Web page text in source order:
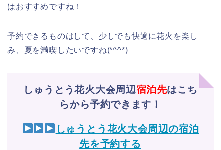
はおすすめですね！
予約できるものはして、少しでも快適に花火を楽し
み、夏を満喫したいですね(*^^*)
しゅうとう花火大会周辺宿泊先はこち
らから予約できます！
しゅうとう花火大会周辺の宿泊
先を予約する